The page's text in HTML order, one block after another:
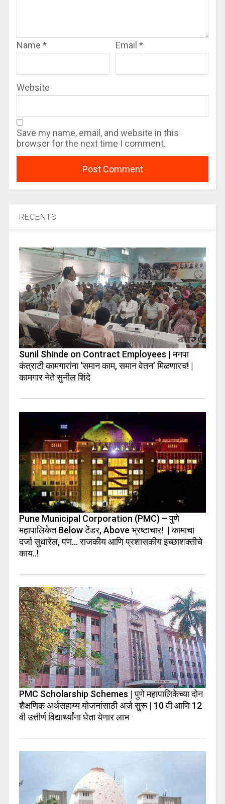
Name * Email *
Website
Save my name, email, and website in this
browser for the next time I comment.
RECENTS
Sunil Shinde on Contract Employees | मनपा
कंत्राटी कामगारांना ‘समान काम, समान वेतन’ मिळणारच! |
कामगार नेते सुनील शिंदे
Pune Municipal Corporation (PMC) – पुणे
महापालिकेत Below टेंडर, Above भ्रष्टाचार! | कामाचा
दर्जा सुधारेल, पण… राजकीय आणि प्रशासकीय इच्छाशक्तीचे
काय..!
PMC Scholarship Schemes | पुणे महापालिकेच्या दोन
शैक्षणिक अर्थसहाय्य योजनांसाठी अर्ज सुरू | 10 वी आणि 12
वी उत्तीर्ण विद्यार्थ्यांना घेता येणार लाभ